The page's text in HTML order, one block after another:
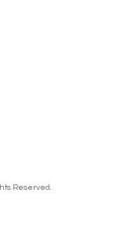
Reserved.